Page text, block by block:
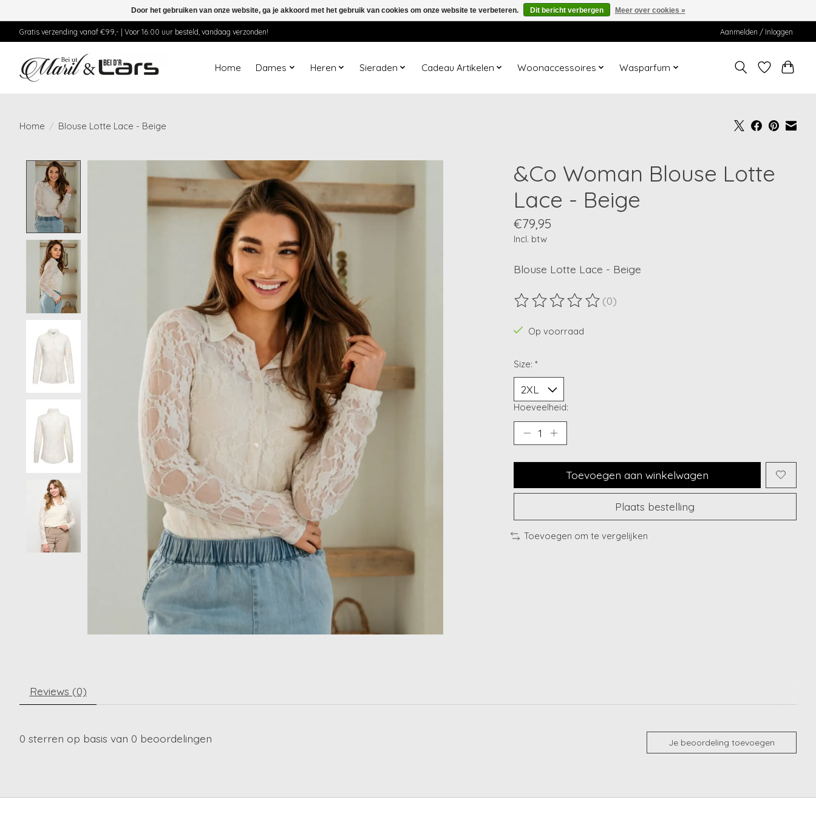
Gratis verzending vanaf €99,- | Voor 16:00 uur besteld, vandaag verzonden! Aanmelden / Inloggen
Home Dames Heren Sieraden Cadeau Artikelen Woonaccessoires Wasparfum
Home / Blouse Lotte Lace - Beige
Product image slideshow Items
&Co Woman Blouse Lotte
Lace - Beige
€79,95
Incl. btw
Blouse Lotte Lace - Beige
De beoordeling van dit product is
(0)
Op voorraad
Size: *
Hoeveelheid:
Toevoegen aan winkelwagen
Plaats bestelling
Toevoegen om te vergelijken
Reviews (0)
0 sterren op basis van 0 beoordelingen Je beoordeling toevoegen
Door het gebruiken van onze website, ga je akkoord met het gebruik van cookies om onze website te verbeteren. Dit bericht verbergen Meer over cookies »